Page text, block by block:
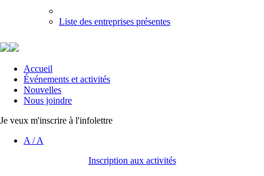
Liste des entreprises présentes
Accueil
Événements et activités
Nouvelles
Nous joindre
Je veux m'inscrire à l'infolettre
A /A
Inscription aux activités